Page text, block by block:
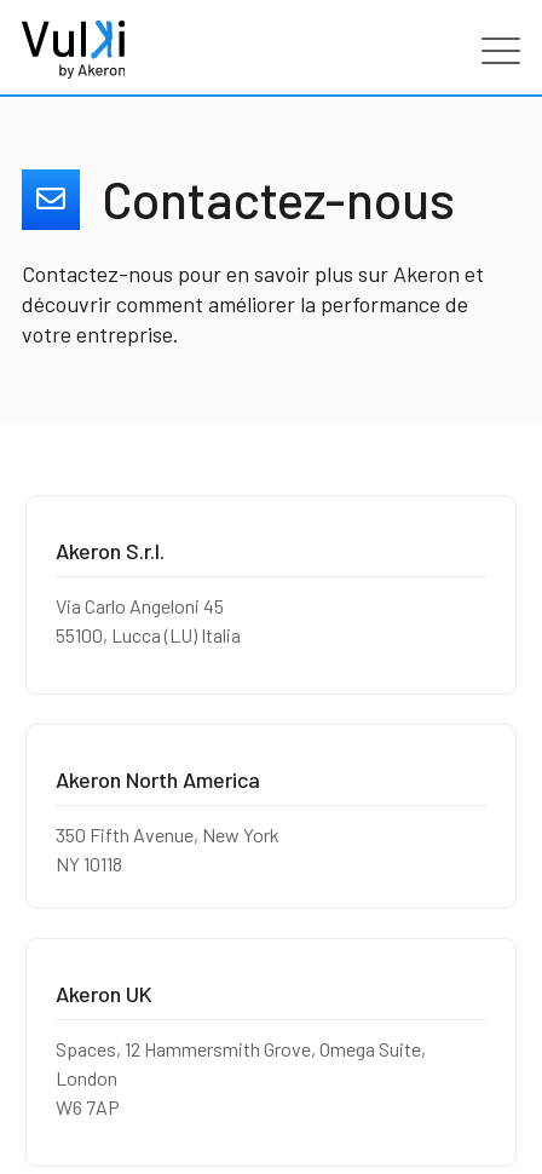
Industries
Services
Clients
Contacts
Contactez-nous
Contactez-nous pour en savoir plus sur Akeron et
découvrir comment améliorer la performance de
votre entreprise.
Akeron S.r.l.
Via Carlo Angeloni 45
55100, Lucca (LU) Italia
Akeron North America
350 Fifth Avenue, New York
NY 10118
Akeron UK
Spaces, 12 Hammersmith Grove, Omega Suite,
London
W6 7AP